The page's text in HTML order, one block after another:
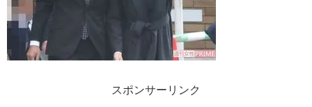
スポンサーリンク